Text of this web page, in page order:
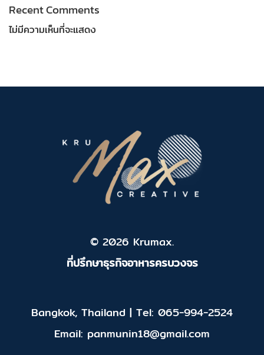
Recent Comments
ไม่มีความเห็นที่จะแสดง
© 2026 Krumax.
ที่ปรึกษาธุรกิจอาหารครบวงจร
Bangkok, Thailand | Tel: 065-994-2524
Email: panmunin18@gmail.com